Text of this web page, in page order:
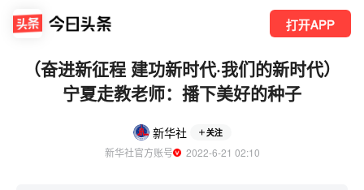
打开APP
（奋进新征程 建功新时代·我们的新时代）
宁夏走教老师：播下美好的种子
新华社 关注
新华社官方账号
  2022-6-21 02:10